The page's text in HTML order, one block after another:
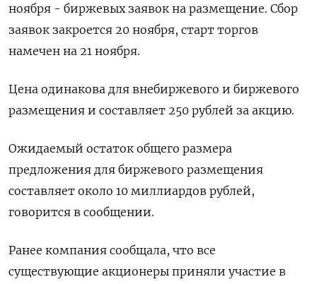
ноября - биржевых заявок на размещение. Сбор
заявок закроется 20 ноября, старт торгов
намечен на 21 ноября.
Цена одинакова для внебиржевого и биржевого
размещения и составляет 250 рублей за акцию.
Ожидаемый остаток общего размера
предложения для биржевого размещения
составляет около 10 миллиардов рублей,
говорится в сообщении.
Ранее компания сообщала, что все
существующие акционеры приняли участие в